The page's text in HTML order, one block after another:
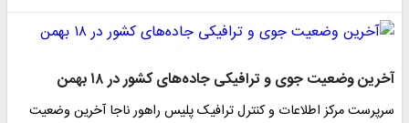
آخرین وضعیت جوی و ترافیکی جاده‌های کشور در ۱۸ بهمن
سرپرست مرکز اطلاعات و کنترل ترافیک پلیس راهور ناجا آخرین وضعیت